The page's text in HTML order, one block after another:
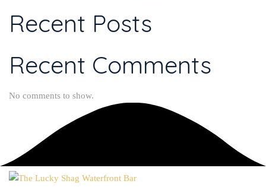
Recent Posts
Recent Comments
No comments to show.